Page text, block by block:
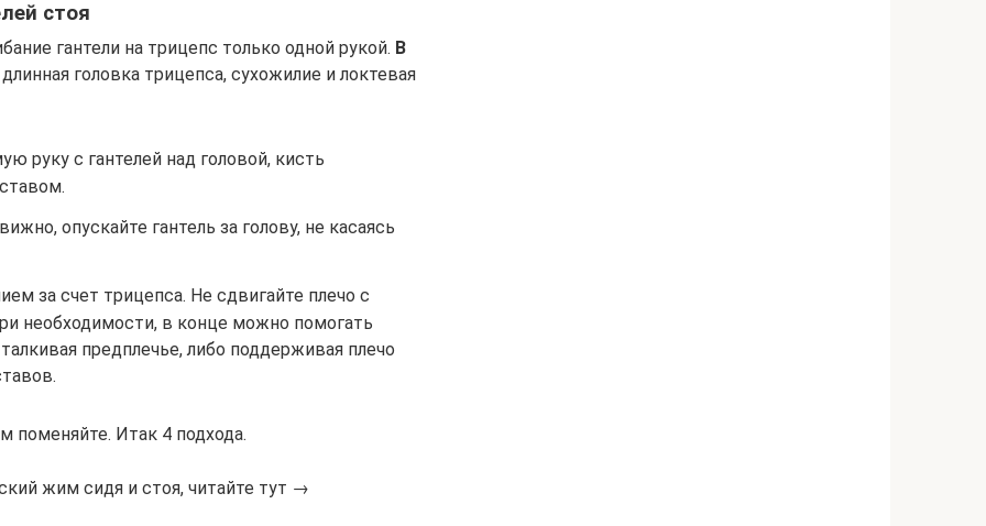
стоя
гантели на трицепс только одной рукой. В
головка трицепса, сухожилие и локтевая
руку с гантелей над головой, кисть
опускайте гантель за голову, не касаясь
за счет трицепса. Не сдвигайте плечо с
необходимости, в конце можно помогать
предплечье, либо поддерживая плечо
поменяйте. Итак 4 подхода.
жим сидя и стоя, читайте тут →